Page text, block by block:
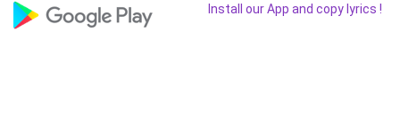
Install our App and copy lyrics !